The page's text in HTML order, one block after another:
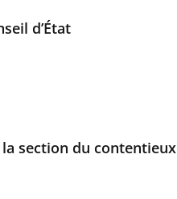
d’État
section du contentieux